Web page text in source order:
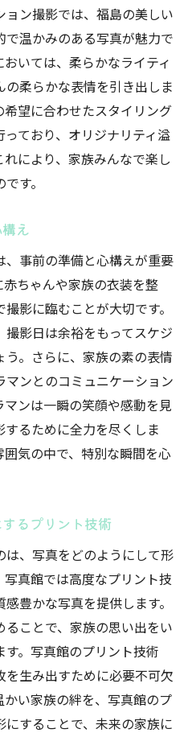
ン撮影では、福島の美しい
温かみのある写真が魅力で
いては、柔らかなライティ
柔らかな表情を引き出しま
望に合わせたスタイリング
ており、オリジナリティ溢
により、家族みんなで楽し
す。
え
事前の準備と心構えが重要
ちゃんや家族の衣装を整
影に臨むことが大切です。
影日は余裕をもってスケジ
。さらに、家族の素の表情
ンとのコミュニケーション
ンは一瞬の笑顔や感動を見
るために全力を尽くしま
気の中で、特別な瞬間を心
るプリント技術
、写真をどのようにして形
真館では高度なプリント技
豊かな写真を提供します。
ことで、家族の思い出をい
。写真館のプリント技術
生み出すために必要不可欠
い家族の絆を、写真館のプ
することで、未来の家族に